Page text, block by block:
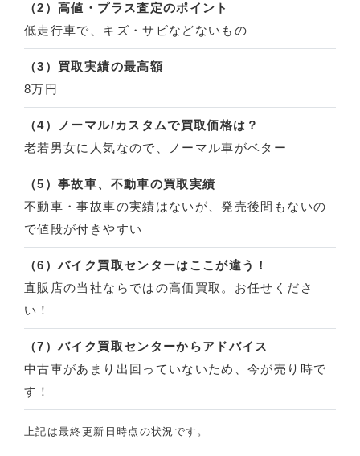
（2）高値・プラス査定のポイント
低走行車で、キズ・サビなどないもの
（3）買取実績の最高額
8万円
（4）ノーマル/カスタムで買取価格は？
老若男女に人気なので、ノーマル車がベター
（5）事故車、不動車の買取実績
不動車・事故車の実績はないが、発売後間もないの
で値段が付きやすい
（6）バイク買取センターはここが違う！
直販店の当社ならではの高価買取。お任せくださ
い！
（7）バイク買取センターからアドバイス
中古車があまり出回っていないため、今が売り時で
す！
上記は最終更新日時点の状況です。